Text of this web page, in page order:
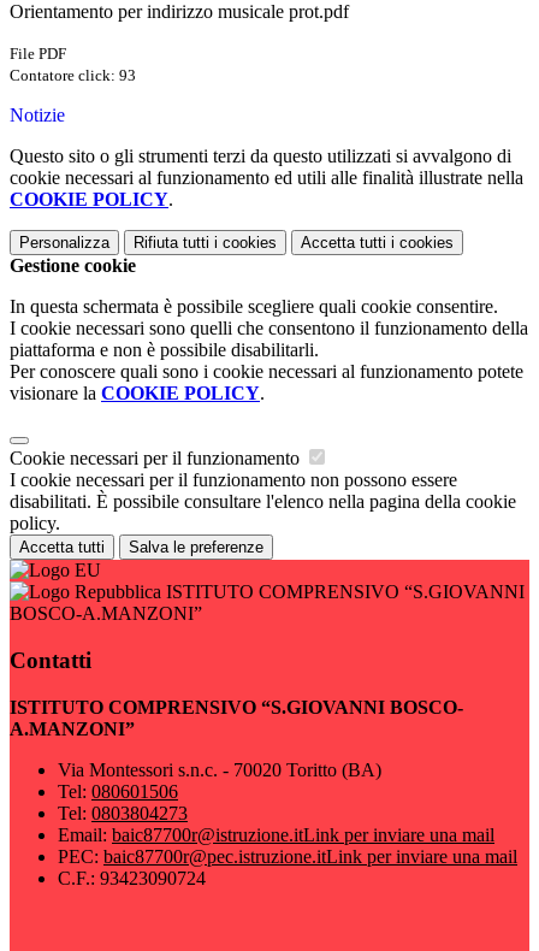
Orientamento per indirizzo musicale prot.pdf
File PDF
Contatore click: 93
Notizie
Questo sito o gli strumenti terzi da questo utilizzati si avvalgono di
cookie necessari al funzionamento ed utili alle finalità illustrate nella
COOKIE POLICY.
Personalizza Rifiuta tutti i cookies Accetta tutti i cookies
Gestione cookie
In questa schermata è possibile scegliere quali cookie consentire.
I cookie necessari sono quelli che consentono il funzionamento della
piattaforma e non è possibile disabilitarli.
Per conoscere quali sono i cookie necessari al funzionamento potete
visionare la COOKIE POLICY.
Cookie necessari per il funzionamento
I cookie necessari per il funzionamento non possono essere
disabilitati. È possibile consultare l'elenco nella pagina della cookie
policy.
Accetta tutti Salva le preferenze
ISTITUTO COMPRENSIVO “S.GIOVANNI
BOSCO-A.MANZONI”
Contatti
ISTITUTO COMPRENSIVO “S.GIOVANNI BOSCO-
A.MANZONI”
Via Montessori s.n.c. - 70020 Toritto (BA)
Tel: 080601506
Tel: 0803804273
Email: baic87700r@istruzione.itLink per inviare una mail
PEC: baic87700r@pec.istruzione.itLink per inviare una mail
C.F.: 93423090724